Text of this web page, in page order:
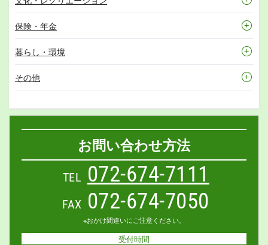
保険・年金
暮らし・環境
その他
お問い合わせ方法
TEL 072-674-7111
FAX 072-674-7050
※おかけ間違いにご注意ください。
受付時間